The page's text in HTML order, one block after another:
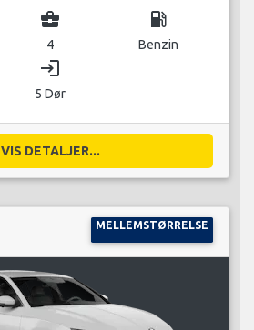
business_center
4
local_gas_station
Benzin
login
5 Dør
VIS DETALJER...
MELLEMSTØRRELSE